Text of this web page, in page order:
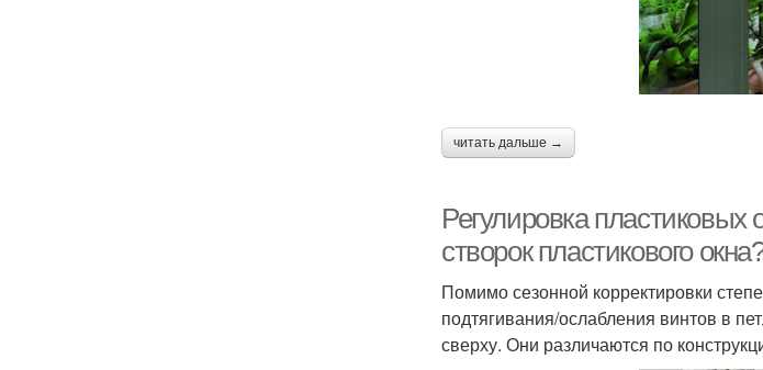
читать дальше →
Регулировка пластиковых
створок пластикового
Помимо сезонной корректировки
подтягивания/ослабления винтов в
сверху. Они различаются по